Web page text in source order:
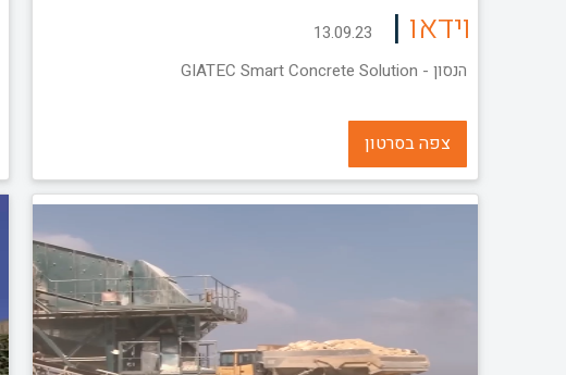
וידאו |
13.09.23
הנסון - GIATEC Smart Concrete Solution
צפה בסרטון